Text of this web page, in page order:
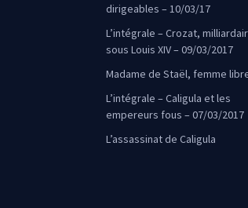
dirigeables – 10/03/17
L’intégrale – Crozat,
sous Louis XIV – 09/03/2017
Madame de Staël, femme
L’intégrale – Caligula et les
empereurs fous – 07/03/2017
L’assassinat de Caligula